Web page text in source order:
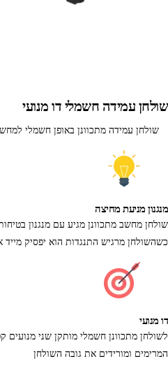
שולחן עמידה חשמלי דו מנועי
שולחן עמידה מתכוונן באופן חשמלי
מנגנון מניעת מחיצה
שולחן מחשב מתכוונן מגיע עם מנגנון
כשהשולחן מרגיש התנגדות הוא יפסיק מייד
דו מנועי
לשולחן מתכוונן חשמלי מותקן שני
המרימים ומורידים את גובה השולחן